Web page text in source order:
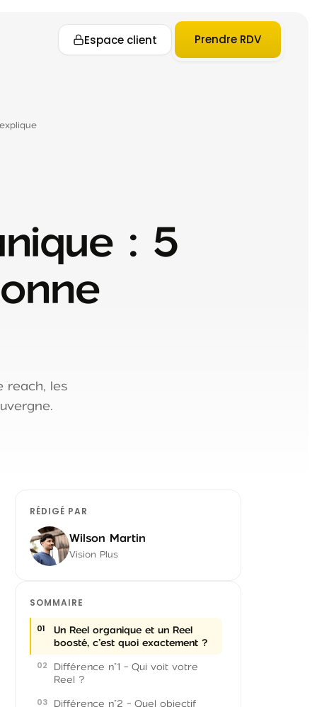
Espace client Prendre RDV
: 5
reach, les
RÉDIGÉ PAR
Wilson Martin
Vision Plus
SOMMAIRE
Un Reel organique et un Reel
boosté, c’est quoi exactement ?
Différence n°1 - Qui voit votre
Reel ?
Différence n°2 - Quel objectif